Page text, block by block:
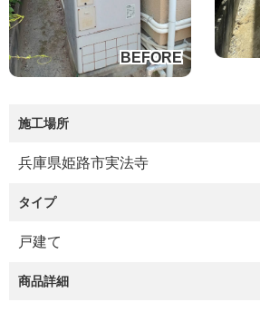
施工場所
兵庫県姫路市実法寺
タイプ
戸建て
商品詳細